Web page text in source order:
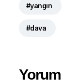
#yangın
#dava
Yorum